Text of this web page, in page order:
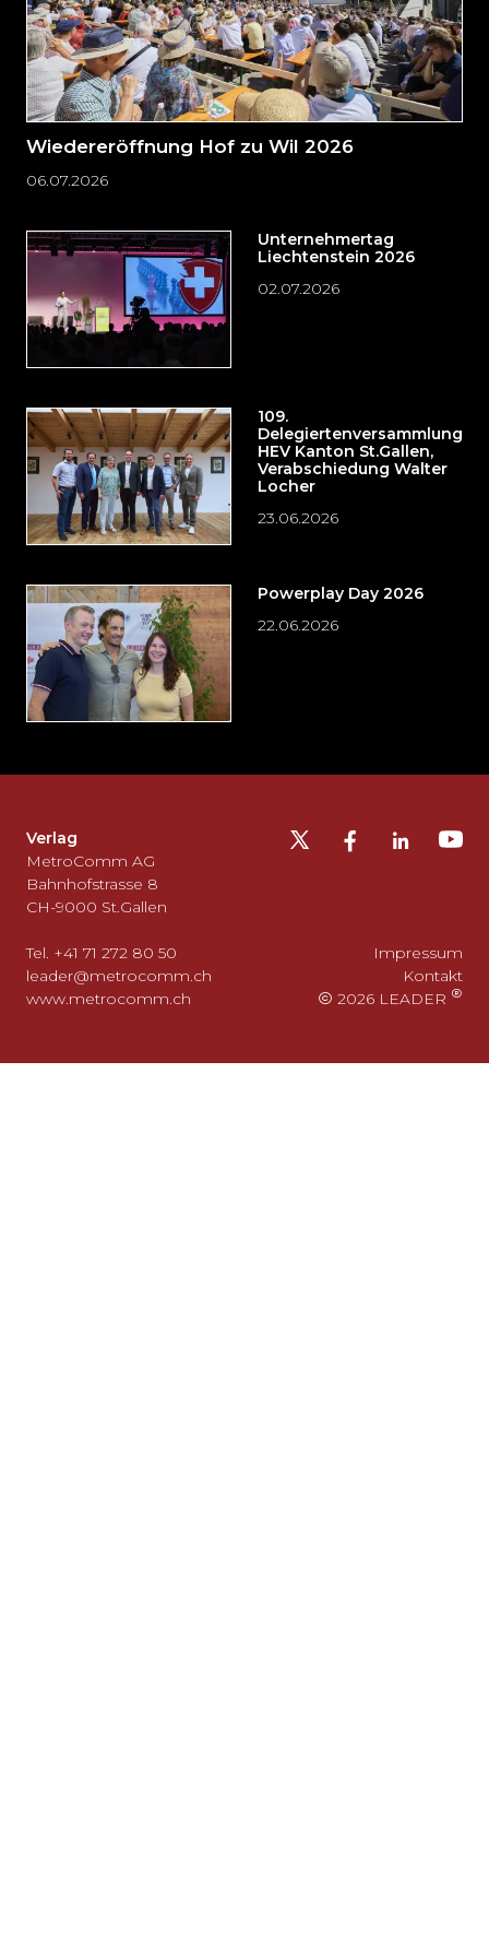
Wiedereröffnung Hof zu Wil 2026
06.07.2026
Unternehmertag
Liechtenstein 2026
02.07.2026
109.
Delegiertenversammlung
HEV Kanton St.Gallen,
Verabschiedung Walter
Locher
23.06.2026
Powerplay Day 2026
22.06.2026
auslassen
und
zurück
zum
gehen?
Verlag
MetroComm AG
Bahnhofstrasse 8
CH-9000 St.Gallen
Tel. +41 71 272 80 50
leader@metrocomm.ch
www.metrocomm.ch
Impressum
Kontakt
2026 LEADER